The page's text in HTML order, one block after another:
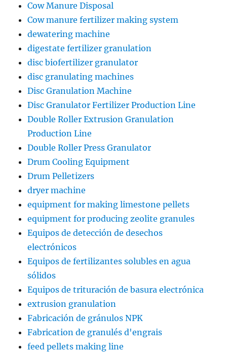
Cow Manure Disposal
Cow manure fertilizer making system
dewatering machine
digestate fertilizer granulation
disc biofertilizer granulator
disc granulating machines
Disc Granulation Machine
Disc Granulator Fertilizer Production Line
Double Roller Extrusion Granulation
Production Line
Double Roller Press Granulator
Drum Cooling Equipment
Drum Pelletizers
dryer machine
equipment for making limestone pellets
equipment for producing zeolite granules
Equipos de detección de desechos
electrónicos
Equipos de fertilizantes solubles en agua
sólidos
Equipos de trituración de basura electrónica
extrusion granulation
Fabricación de gránulos NPK
Fabrication de granulés d'engrais
feed pellets making line